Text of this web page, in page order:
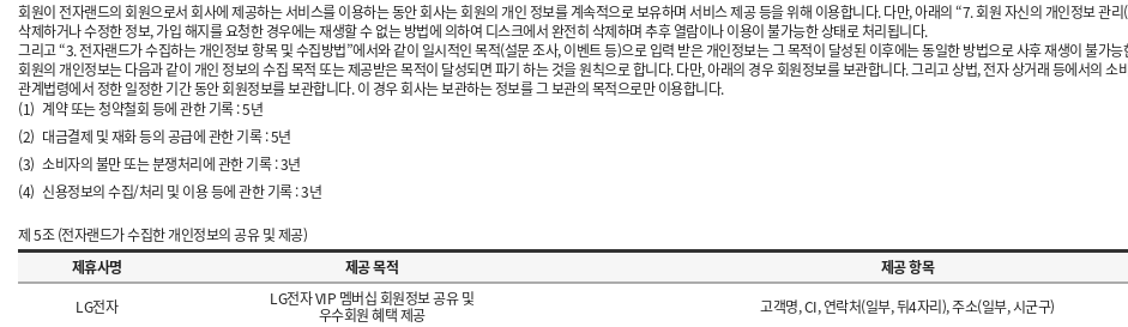
회원이 전자랜드의 회원으로서 회사에 제공하는 서비스를 이용하는 동안 회사는 회원의 개인 정보를 계속적으로 보유하며 서비스 제공 등을 위해 이용합니다. 다만, 아래의 “7. 회원 자신의 개인정보 관
삭제하거나 수정한 정보, 가입 해지를 요청한 경우에는 재생할 수 없는 방법에 의하여 디스크에서 완전히 삭제하며 추후 열람이나 이용이 불가능한 상태로 처리됩니다.
그리고 “3. 전자랜드가 수집하는 개인정보 항목 및 수집방법”에서와 같이 일시적인 목적(설문 조사, 이벤트 등)으로 입력 받은 개인정보는 그 목적이 달성된 이후에는 동일한 방법으로 사후 재생이 불가
회원의 개인정보는 다음과 같이 개인 정보의 수집 목적 또는 제공받은 목적이 달성되면 파기 하는 것을 원칙으로 합니다. 다만, 아래의 경우 회원정보를 보관합니다. 그리고 상법, 전자 상거래 등에서의
관계법령에서 정한 일정한 기간 동안 회원정보를 보관합니다. 이 경우 회사는 보관하는 정보를 그 보관의 목적으로만 이용합니다.
(1) 계약 또는 청약철회 등에 관한 기록 : 5년
(2) 대금결제 및 재화 등의 공급에 관한 기록 : 5년
(3) 소비자의 불만 또는 분쟁처리에 관한 기록 : 3년
(4) 신용정보의 수집/처리 및 이용 등에 관한 기록 : 3년
제 5조 (전자랜드가 수집한 개인정보의 공유 및 제공)
제휴사명
제공 목적 제공 항목
LG전자
LG전자 VIP 멤버십 회원정보 공유 및
우수회원 혜택 제공 고객명, CI, 연락처(일부, 뒤4자리), 주소(일부, 시군구)